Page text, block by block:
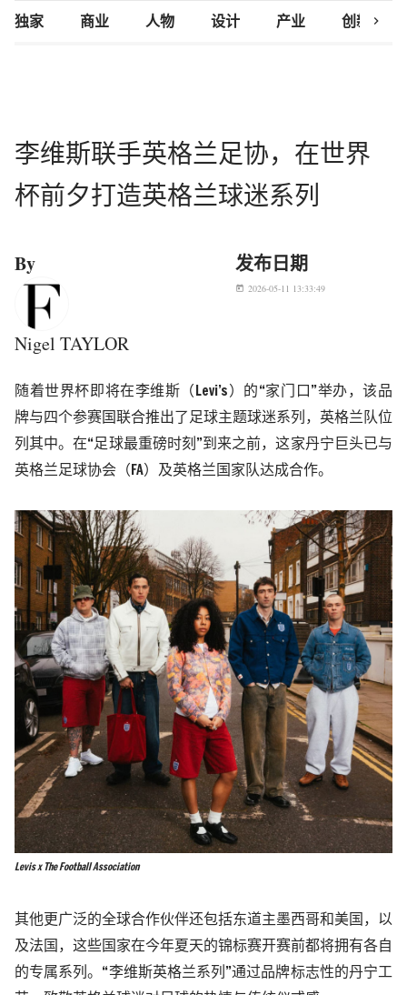
独家 商业 人物 设计 产业 创新研究
chevron_right
李维斯联手英格兰足协，在世界
杯前夕打造英格兰球迷系列
By
Nigel TAYLOR
发布日期
today 2026-05-11 13:33:49
随着世界杯即将在李维斯（ Levi’s ）的“家门口”举办，该品
牌与四个参赛国联合推出了足球主题球迷系列，英格兰队位
列其中。在“足球最重磅时刻”到来之前，这家丹宁巨头已与
英格兰足球协会（ FA）及英格兰国家队达成合作。
Levis x The Football Association
其他更广泛的全球合作伙伴还包括东道主墨西哥和美国，以
及法国，这些国家在今年夏天的锦标赛开赛前都将拥有各自
的专属系列。 “李维斯英格兰系列”通过品牌标志性的丹宁工